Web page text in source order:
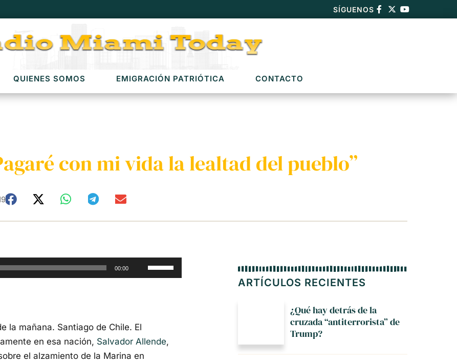
SÍGUENOS
QUIENES SOMOS EMIGRACIÓN PATRIÓTICA CONTACTO
con mi vida la lealtad del pueblo”
00:00
Utiliza
las
arriba/abajo
la mañana. Santiago de Chile. El
en esa nación, Salvador Allende,
el alzamiento de la Marina en
ARTÍCULOS RECIENTES
¿Qué hay detrás de la
cruzada “antiterrorista” de
Trump?